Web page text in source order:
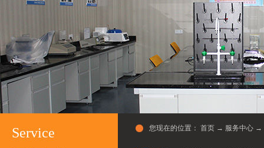
Service 您现在的位置： 首页 → 服务中心 →